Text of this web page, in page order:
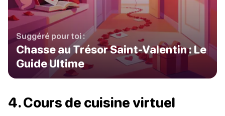
Suggéré pour toi :
Chasse au Trésor Saint-Valentin : Le
Guide Ultime
4. Cours de cuisine virtuel